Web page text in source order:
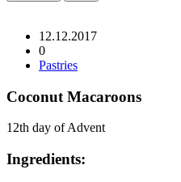
12.12.2017
0
Pastries
Coconut Macaroons
12th day of Advent
Ingredients: